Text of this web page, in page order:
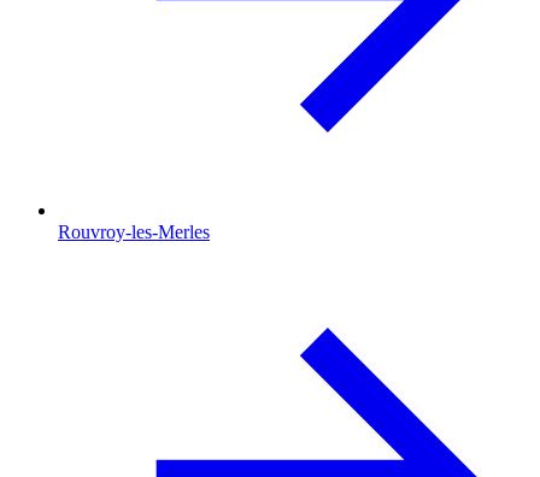
Rouvroy-les-Merles